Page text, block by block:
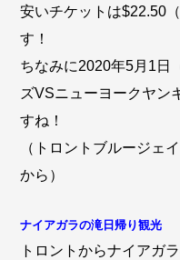
安いチケットは$22.50
す！
ちなみに2020年5月1日
ズVSニューヨークヤン
すね！
（トロントブルージェ
から）
ナイアガラの滝日帰り観光
トロントからナイアガ